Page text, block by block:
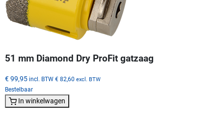
51 mm Diamond Dry ProFit gatzaag
€ 99,95 incl. BTW € 82,60 excl. BTW
Bestelbaar
In winkelwagen